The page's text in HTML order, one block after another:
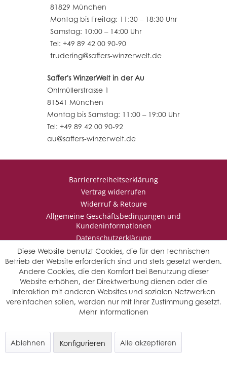
81829 München
Montag bis Freitag: 11:30 – 18:30 Uhr
Samstag: 10:00 – 14:00 Uhr
Tel: +49 89 42 00 90-90
trudering@saffers-winzerwelt.de
Saffer's WinzerWelt in der Au
Ohlmüllerstrasse 1
81541 München
Montag bis Samstag: 11:00 – 19:00 Uhr
Tel: +49 89 42 00 90-92
au@saffers-winzerwelt.de
Barrierefreiheitserklärung
Vertrag widerrufen
Widerruf & Retoure
Allgemeine Geschäftsbedingungen und
Kundeninformationen
Datenschutzerklärung
Impressum
* Wir behalten uns vor den Jahrgang auszuwählen, sollten mehrere
Jahrgänge verfügbar sein.
© Saffers WinzerWelt - alle Rechte vorbehalten
Diese Website benutzt Cookies, die für den technischen
Betrieb der Website erforderlich sind und stets gesetzt werden.
Andere Cookies, die den Komfort bei Benutzung dieser
Website erhöhen, der Direktwerbung dienen oder die
Interaktion mit anderen Websites und sozialen Netzwerken
vereinfachen sollen, werden nur mit Ihrer Zustimmung gesetzt.
Mehr Informationen
Ablehnen Alle akzeptieren
Konfigurieren